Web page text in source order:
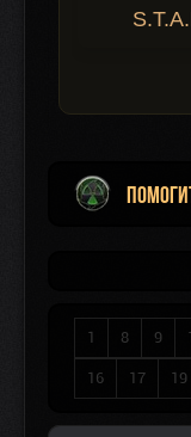
1 8 9
16 17 19